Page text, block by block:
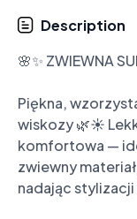
Description
🌸✨ ZWIEWNA
Piękna,
wiskozy 🌿☀️
komfortowa —
zwiewny
nadając